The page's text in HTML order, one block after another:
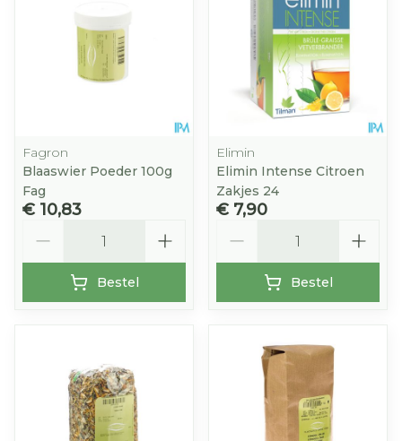
Fagron
Blaaswier Poeder 100g
Fag
€ 10,83
Bestel
Elimin
Elimin Intense Citroen
Zakjes 24
€ 7,90
Bestel